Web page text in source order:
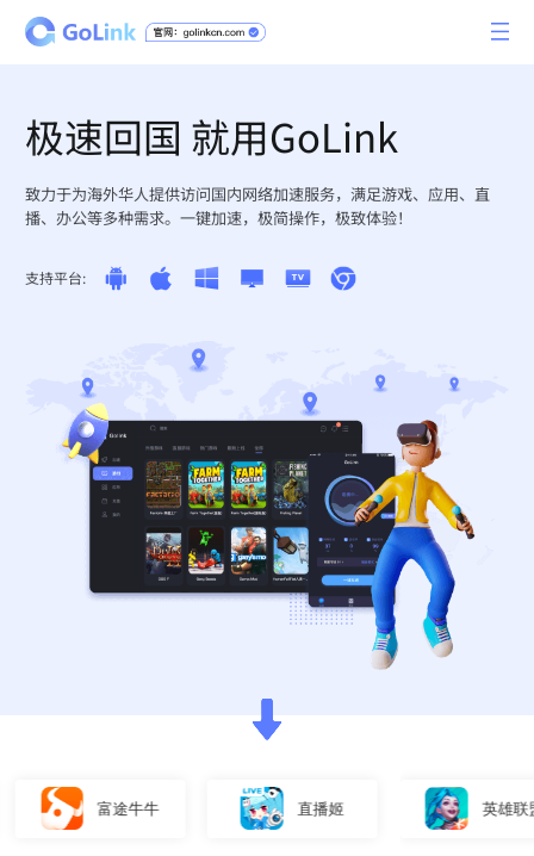
极速回国 就用GoLink
致力于为海外华人提供访问国内网络加速服务，满足游戏、应用、直
播、办公等多种需求。一键加速，极简操作，极致体验！
支持平台:
富途牛牛 直播姬 英雄联盟